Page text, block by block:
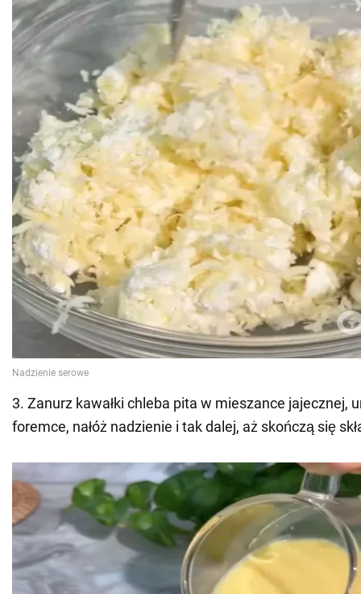
3. Zanurz kawałki chleba pita w mieszance jajecznej,
foremce, nałóż nadzienie i tak dalej, aż skończą się